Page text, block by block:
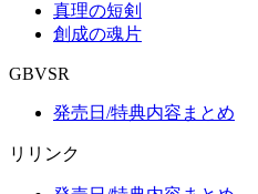
真理の短剣
創成の魂片
GBVSR
発売日/特典内容まとめ
リリンク